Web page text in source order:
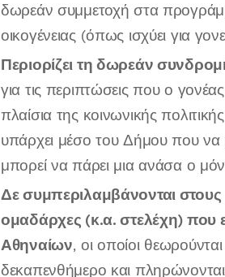
δωρεάν συμμετοχή στα
οικογένειας (όπως ισχύει για
Περιορίζει τη δωρεάν
για τις περιπτώσεις που ο
πλαίσια της κοινωνικής
υπάρχει μέσο του Δήμου που να
μπορεί να πάρει μια ανάσα ο
Δε συμπεριλαμβάνονται
ομαδάρχες (κ.α. στελέχη) που
Αθηναίων, οι οποίοι
δεκαπενθήμερο και